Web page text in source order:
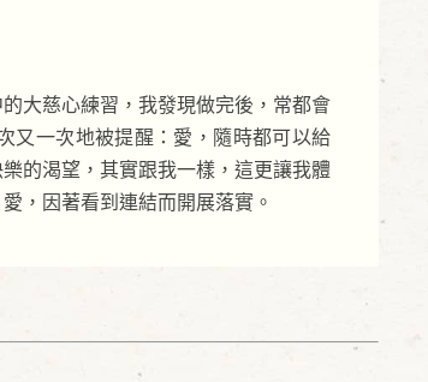
大慈心練習，我發現做完後，常都會
又一次地被提醒：愛，隨時都可以給
的渴望，其實跟我一樣，這更讓我體
，因著看到連結而開展落實。